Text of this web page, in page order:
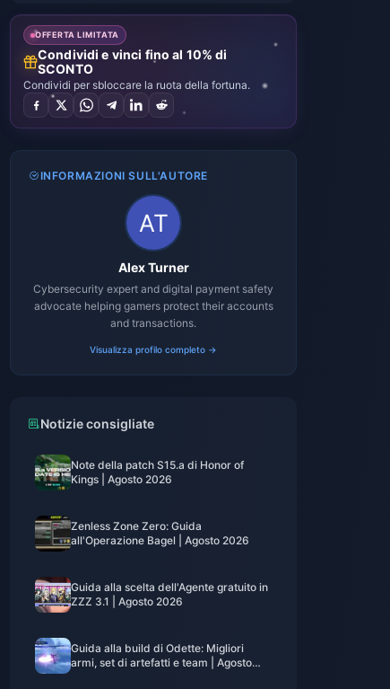
OFFERTA LIMITATA
Condividi e vinci fino al 10% di
SCONTO
Condividi per sbloccare la ruota della fortuna.
INFORMAZIONI SULL'AUTORE
Alex Turner
Cybersecurity expert and digital payment safety
advocate helping gamers protect their accounts
and transactions.
Visualizza profilo completo →
Notizie consigliate
Note della patch S15.a di Honor of
Kings | Agosto 2026
Zenless Zone Zero: Guida
all'Operazione Bagel | Agosto 2026
Guida alla scelta dell'Agente gratuito in
ZZZ 3.1 | Agosto 2026
Guida alla build di Odette: Migliori
armi, set di artefatti e team | Agosto